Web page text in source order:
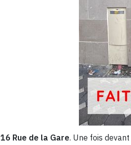
16 Rue de la Gare. Une fois